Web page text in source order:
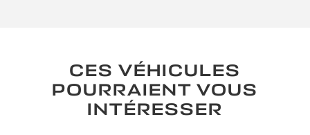
CES VÉHICULES
POURRAIENT VOUS
INTÉRESSER